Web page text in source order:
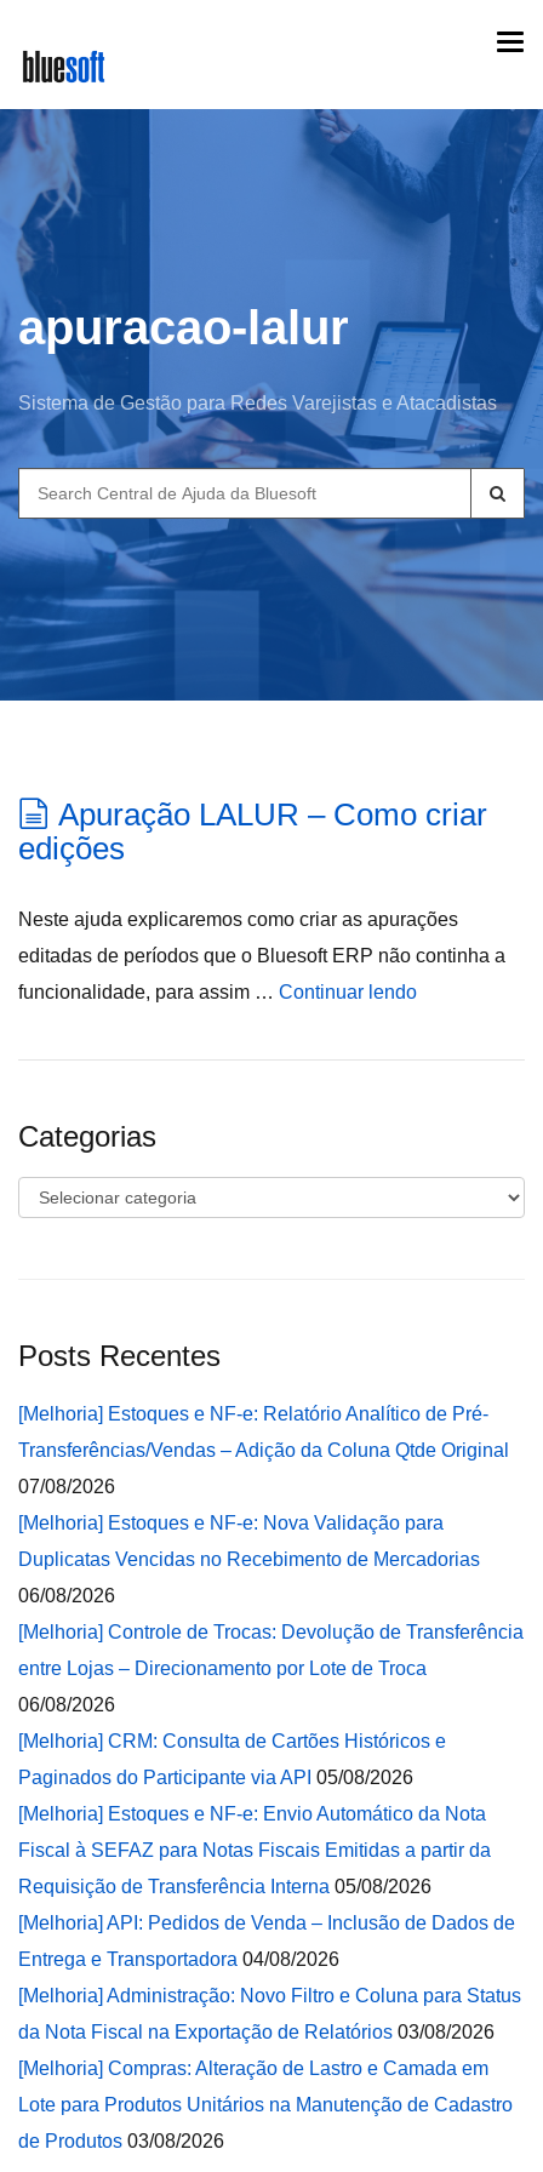
main
content
apuracao-lalur
Sistema de Gestão para Redes Varejistas e Atacadistas
Search
for:
Apuração LALUR – Como criar
edições
Neste ajuda explicaremos como criar as apurações
editadas de períodos que o Bluesoft ERP não continha a
funcionalidade, para assim … Continuar lendo
Categorias
Categorias
Posts Recentes
[Melhoria] Estoques e NF-e: Relatório Analítico de Pré-
Transferências/Vendas – Adição da Coluna Qtde Original
07/08/2026
[Melhoria] Estoques e NF-e: Nova Validação para
Duplicatas Vencidas no Recebimento de Mercadorias
06/08/2026
[Melhoria] Controle de Trocas: Devolução de Transferência
entre Lojas – Direcionamento por Lote de Troca
06/08/2026
[Melhoria] CRM: Consulta de Cartões Históricos e
Paginados do Participante via API 05/08/2026
[Melhoria] Estoques e NF-e: Envio Automático da Nota
Fiscal à SEFAZ para Notas Fiscais Emitidas a partir da
Requisição de Transferência Interna 05/08/2026
[Melhoria] API: Pedidos de Venda – Inclusão de Dados de
Entrega e Transportadora 04/08/2026
[Melhoria] Administração: Novo Filtro e Coluna para Status
da Nota Fiscal na Exportação de Relatórios 03/08/2026
[Melhoria] Compras: Alteração de Lastro e Camada em
Lote para Produtos Unitários na Manutenção de Cadastro
de Produtos 03/08/2026